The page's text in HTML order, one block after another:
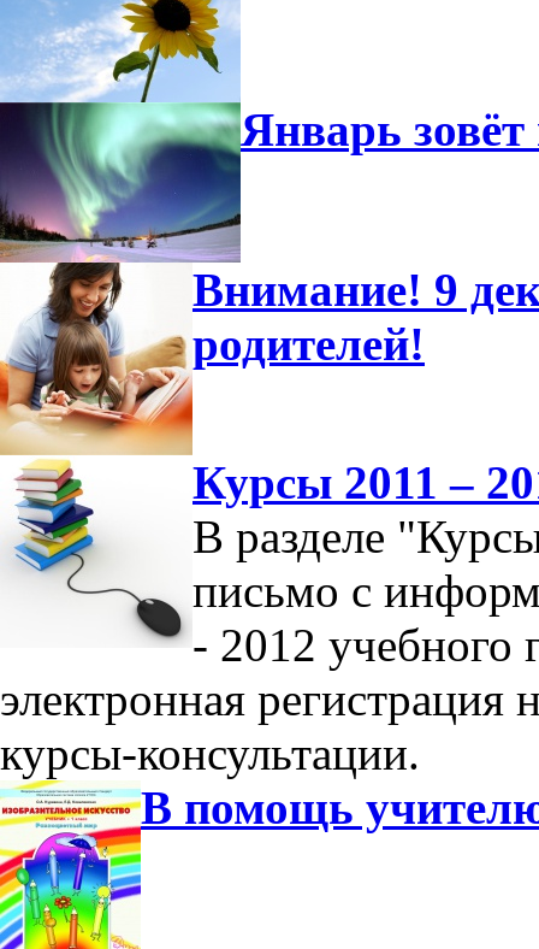
Январь зовёт
Внимание! 9
родителей!
Курсы 2011 –
В разделе
письмо с
- 2012 учебного
электронная
курсы-консультации.
В помощь